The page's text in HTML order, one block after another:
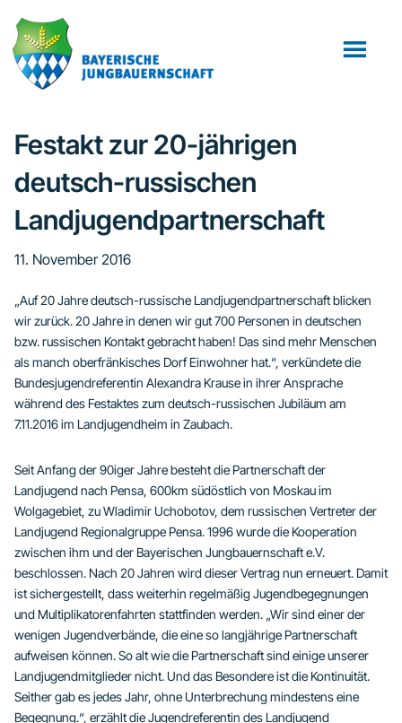
Inhalt
springen
Seitenspalte
springen
Fußzeile
springen
Festakt zur 20-jährigen
deutsch-russischen
Landjugendpartnerschaft
11. November 2016
„Auf 20 Jahre deutsch-russische Landjugendpartnerschaft blicken
wir zurück. 20 Jahre in denen wir gut 700 Personen in deutschen
bzw. russischen Kontakt gebracht haben! Das sind mehr Menschen
als manch oberfränkisches Dorf Einwohner hat.“, verkündete die
Bundesjugendreferentin Alexandra Krause in ihrer Ansprache
während des Festaktes zum deutsch-russischen Jubiläum am
7.11.2016 im Landjugendheim in Zaubach.
Seit Anfang der 90iger Jahre besteht die Partnerschaft der
Landjugend nach Pensa, 600km südöstlich von Moskau im
Wolgagebiet, zu Wladimir Uchobotov, dem russischen Vertreter der
Landjugend Regionalgruppe Pensa. 1996 wurde die Kooperation
zwischen ihm und der Bayerischen Jungbauernschaft e.V.
beschlossen. Nach 20 Jahren wird dieser Vertrag nun erneuert. Damit
ist sichergestellt, dass weiterhin regelmäßig Jugendbegegnungen
und Multiplikatorenfahrten stattfinden werden. „Wir sind einer der
wenigen Jugendverbände, die eine so langjährige Partnerschaft
aufweisen können. So alt wie die Partnerschaft sind einige unserer
Landjugendmitglieder nicht. Und das Besondere ist die Kontinuität.
Seither gab es jedes Jahr, ohne Unterbrechung mindestens eine
Begegnung.“, erzählt die Jugendreferentin des Landjugend